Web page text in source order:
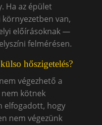
Ha az épület
van,
előírásoknak —
felmérésen.
hőszigetelés?
végezhető a
kötnek
elfogadott, hogy
nem végezünk